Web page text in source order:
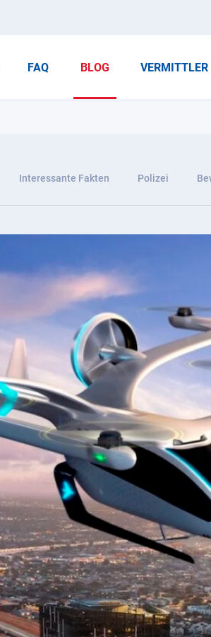
FAQ BLOG VERMITTLER
Interessante Fakten Polizei